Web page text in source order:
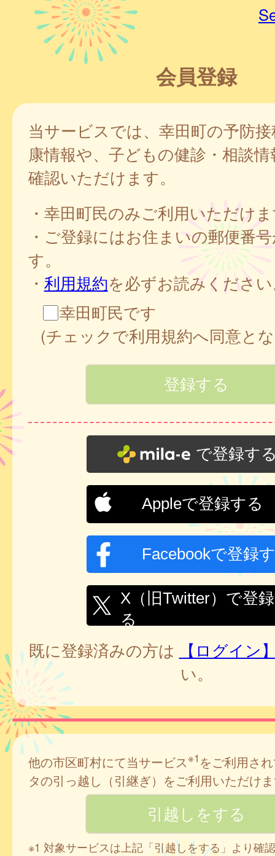
会員登録
当サービスでは、幸田町の予防
康情報や、子どもの健診・相談
確認いただけます。
・幸田町民のみご利用いただけ
・ご登録にはお住まいの郵便番
す。
・ 利用規約を必ずお読みくださ
幸田町民です
(チェックで利用規約へ同意と
で登録す
Appleで登録する
Facebookで登録
X（旧Twitter）で登
る
既に登録済みの方は
【ログイン
い。
他の市区町村にて当サービス※1 をご利用さ
タの引っ越し（引継ぎ）をご利用いただけ
※1 対象サービスは上記「引越しをする」より確